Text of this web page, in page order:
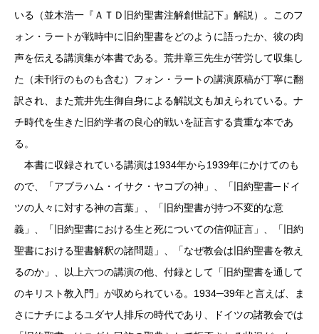
いる（並木浩一『ＡＴＤ旧約聖書注解創世記下』解説）。このフ
ォン・ラートが戦時中に旧約聖書をどのように語ったか、彼の肉
声を伝える講演集が本書である。荒井章三先生が苦労して収集し
た（未刊行のものも含む）フォン・ラートの講演原稿が丁寧に翻
訳され、また荒井先生御自身による解説文も加えられている。ナ
チ時代を生きた旧約学者の良心的戦いを証言する貴重な本であ
る。
本書に収録されている講演は1934年から1939年にかけてのも
ので、「アブラハム・イサク・ヤコブの神」、「旧約聖書─ドイ
ツの人々に対する神の言葉」、「旧約聖書が持つ不変的な意
義」、「旧約聖書における生と死についての信仰証言」、「旧約
聖書における聖書解釈の諸問題」、「なぜ教会は旧約聖書を教え
るのか」、以上六つの講演の他、付録として「旧約聖書を通して
のキリスト教入門」が収められている。1934─39年と言えば、ま
さにナチによるユダヤ人排斥の時代であり、ドイツの諸教会では